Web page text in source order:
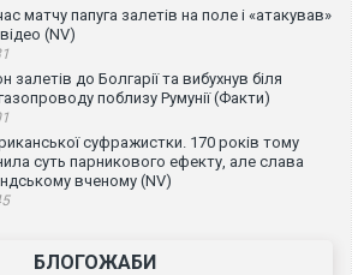
матчу папуга залетів на поле і «атакував»
(NV)
залетів до Болгарії та вибухнув біля
поблизу Румунії (Факти)
суфражистки. 170 років тому
суть парникового ефекту, але слава
вченому (NV)
БЛОГОЖАБИ